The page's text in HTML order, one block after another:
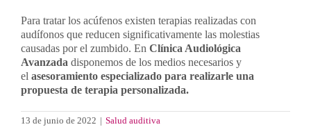
Para tratar los acúfenos existen terapias realizadas con
audífonos que reducen significativamente las molestias
causadas por el zumbido. En Clínica Audiológica
Avanzada disponemos de los medios necesarios y
el asesoramiento especializado para realizarle una
propuesta de terapia personalizada.
13 de junio de 2022 | Salud auditiva